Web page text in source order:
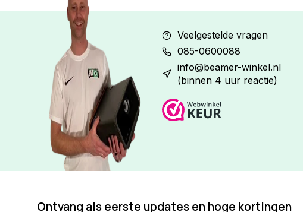
Veelgestelde vragen
085-0600088
info@beamer-winkel.nl
(binnen 4 uur reactie)
Ontvang als eerste updates en hoge kortingen